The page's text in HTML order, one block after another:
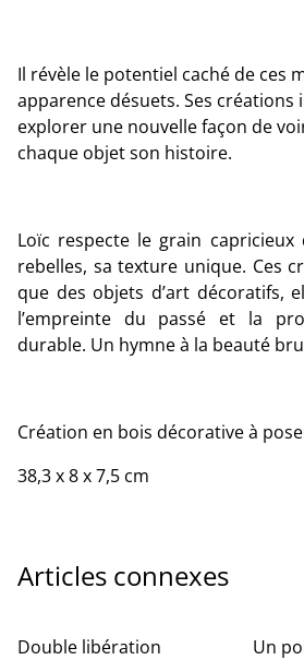
Il révèle le potentiel caché de ces
apparence désuets. Ses créations
explorer une nouvelle façon de
chaque objet son histoire.
Loïc respecte le grain
rebelles, sa texture unique. Ces
que des objets d’art décoratifs,
l’empreinte du passé et la
durable. Un hymne à la beauté
Création en bois décorative à
38,3 x 8 x 7,5 cm
Articles connexes
Double libération
Un